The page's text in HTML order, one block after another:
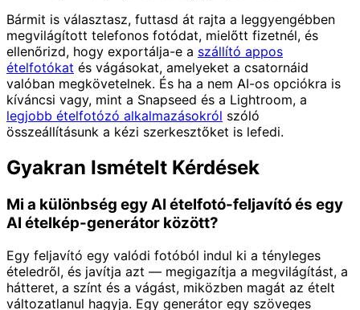
Bármit is választasz, futtasd át rajta a leggyengébben
megvilágított telefonos fotódat, mielőtt fizetnél, és
ellenőrizd, hogy exportálja-e a szállító appos
ételfotókat és vágásokat, amelyeket a csatornáid
valóban megkövetelnek. És ha a nem AI-os opciókra is
kíváncsi vagy, mint a Snapseed és a Lightroom, a
legjobb ételfotózó alkalmazásokról szóló
összeállításunk a kézi szerkesztőket is lefedi.
Gyakran Ismételt Kérdések
Mi a különbség egy AI ételfotó-feljavító és egy
AI ételkép-generátor között?
Egy feljavító egy valódi fotóból indul ki a tényleges
ételedről, és javítja azt — megigazítja a megvilágítást, a
hátteret, a színt és a vágást, miközben magát az ételt
változatlanul hagyja. Egy generátor egy szöveges